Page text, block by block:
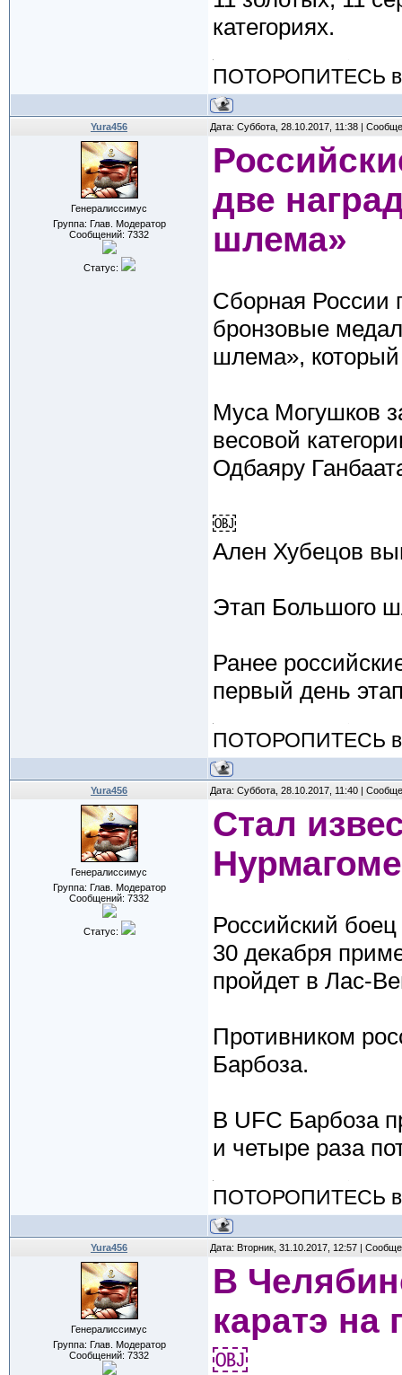
категориях.
ПОТОРОПИТЕСЬ
Yura456 Дата: Суббота, 28.10.2017, 11:38 |
Генералиссимус
Группа: Глав. Модератор
Сообщений: 7332
Статус:
две
шлема»
Сборная России
бронзовые
шлема»,
Муса Могушков
весовой
Одбаяру
￼
Ален Хубецов
Этап Большого
Ранее
первый день
ПОТОРОПИТЕСЬ
Yura456 Дата: Суббота, 28.10.2017, 11:40 |
Генералиссимус
Группа: Глав. Модератор
Сообщений: 7332
Статус:
Стал
Российский
30 декабря
пройдет в Лас-
Противником
Барбоза.
В UFC Барбоза
и четыре раза
ПОТОРОПИТЕСЬ
Yura456 Дата: Вторник, 31.10.2017, 12:57 |
Генералиссимус
Группа: Глав. Модератор
Сообщений: 7332
В
каратэ
￼